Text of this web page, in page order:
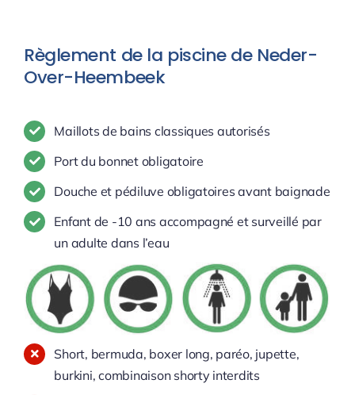
Règlement de la piscine de Neder-
Over-Heembeek
Maillots de bains classiques autorisés
Port du bonnet obligatoire
Douche et pédiluve obligatoires avant baignade
Enfant de -10 ans accompagné et surveillé par
un adulte dans l’eau
Short, bermuda, boxer long, paréo, jupette,
burkini, combinaison shorty interdits